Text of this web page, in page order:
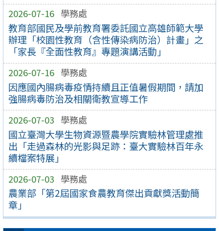
2026-07-16 學務處
教育部國民及學前教育署委託國立高雄師範大學
辦理「校園性教育（含性傳染病防治）計畫」之
「家長『全面性教育』專題演講活動」
2026-07-16 學務處
因應國內腸病毒疫情持續且正值暑假期間，請加
強腸病毒防治及相關衛教宣導工作
2026-07-03 學務處
國立臺灣大學生物資源暨農學院實驗林管理處推
出「走過森林的光影與足跡：臺大實驗林百年永
續檔案特展」
2026-07-03 學務處
農業部「第2屆國家食農教育傑出貢獻獎活動簡
章」